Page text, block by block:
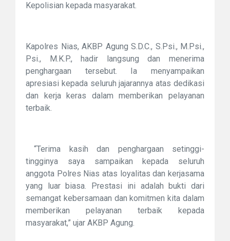
Kepolisian kepada masyarakat.
Kapolres Nias, AKBP Agung S.D.C., S.Psi., M.Psi.,
Psi., M.K.P., hadir langsung dan menerima
penghargaan tersebut. Ia menyampaikan
apresiasi kepada seluruh jajarannya atas dedikasi
dan kerja keras dalam memberikan pelayanan
terbaik.
“Terima kasih dan penghargaan setinggi-
tingginya saya sampaikan kepada seluruh
anggota Polres Nias atas loyalitas dan kerjasama
yang luar biasa. Prestasi ini adalah bukti dari
semangat kebersamaan dan komitmen kita dalam
memberikan pelayanan terbaik kepada
masyarakat,” ujar AKBP Agung.